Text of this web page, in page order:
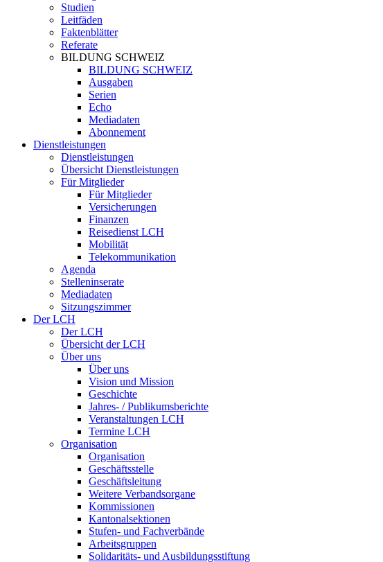
Studien
Leitfäden
Faktenblätter
Referate
BILDUNG SCHWEIZ
BILDUNG SCHWEIZ
Ausgaben
Serien
Echo
Mediadaten
Abonnement
Dienstleistungen
Dienstleistungen
Übersicht Dienstleistungen
Für Mitglieder
Für Mitglieder
Versicherungen
Finanzen
Reisedienst LCH
Mobilität
Telekommunikation
Agenda
Stelleninserate
Mediadaten
Sitzungszimmer
Der LCH
Der LCH
Übersicht der LCH
Über uns
Über uns
Vision und Mission
Geschichte
Jahres- / Publikumsberichte
Veranstaltungen LCH
Termine LCH
Organisation
Organisation
Geschäftsstelle
Geschäftsleitung
Weitere Verbandsorgane
Kommissionen
Kantonalsektionen
Stufen- und Fachverbände
Arbeitsgruppen
Solidaritäts- und Ausbildungsstiftung